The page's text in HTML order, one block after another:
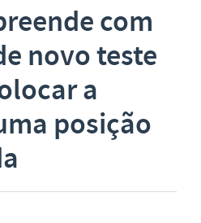
com
novo teste
a
posição